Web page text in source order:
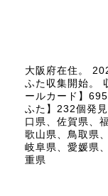
大阪府在住。
ふた収集開始。
ールカード】
ふた】232個発
口県、佐賀県、
歌山県、鳥取県
岐阜県、愛媛県
重県